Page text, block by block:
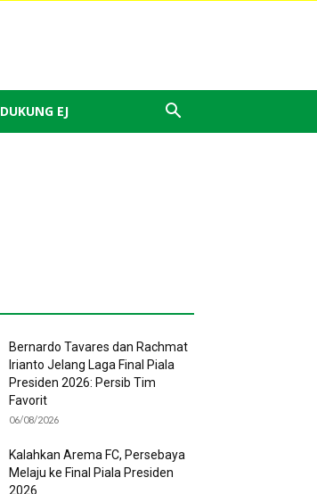
DUKUNG EJ
Bernardo Tavares dan Rachmat
Irianto Jelang Laga Final Piala
Presiden 2026: Persib Tim
Favorit
06/08/2026
Kalahkan Arema FC, Persebaya
Melaju ke Final Piala Presiden
2026